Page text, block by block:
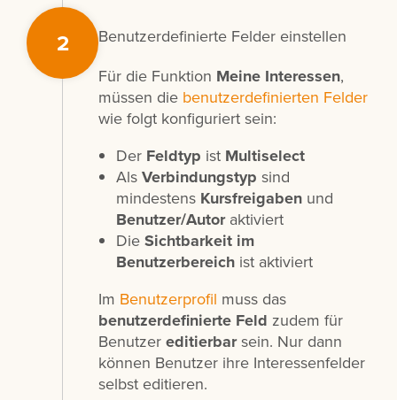
2
Benutzerdefinierte Felder einstellen
Für die Funktion Meine Interessen,
müssen die benutzerdefinierten Felder
wie folgt konfiguriert sein:
Der Feldtyp ist Multiselect
AlsVerbindungstyp sind
mindestens Kursfreigaben und
Benutzer/Autoraktiviert
DieSichtbarkeit im
Benutzerbereich ist aktiviert
Im Benutzerprofil muss das
benutzerdefinierte Feld zudem für
Benutzereditierbarsein. Nur dann
können Benutzer ihre Interessenfelder
selbst editieren.